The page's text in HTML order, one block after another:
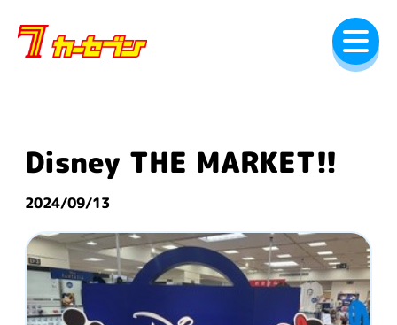
容
Disney THE MARKET!!
2024/09/13